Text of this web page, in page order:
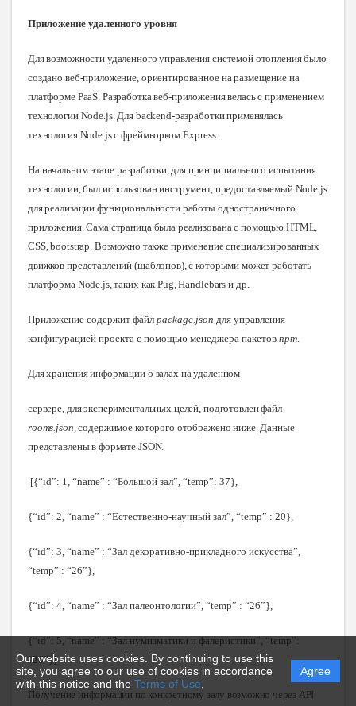
Our website uses cookies. By continuing to use this
site, you agree to our use of cookies in accordance
with this notice and the Terms of Use
Agree
Приложение удаленного уровня
Для возможности удаленного управления системой отопления было
создано веб-приложение, ориентированное на размещение на
платформе PaaS. Разработка веб-приложения велась с применением
технологии Node.js. Для backend-разработки применялась
технология Node.js c фреймворкомExpress.
На начальном этапе разработки, для принципиального испытания
технологии, был использован инструмент, предоставляемый Node.js
для реализации функциональности работы одностраничного
приложения. Сама страница была реализована с помощью HTML,
CSS, bootstrap. Возможно также применение специализированных
движков представлений (шаблонов), с которыми может работать
платформа Node.js, таких как Pug, Handlebars и др.
Приложение содержит файл package.json для управления
конфигурацией проекта с помощью менеджера пакетов npm
Для хранения информации о залах на удаленном
сервере, для экспериментальных целей, подготовлен файл
rooms.json , содержимое которого отображено ниже. Данные
представлены в формате JSON.
[{“id”: 1, “name” : “Большой зал”, “temp”: 37},
{“id”: 2, “name” : “Естественно-научный зал”, “temp” : 20},
{“id”: 3, “name” : “Зал декоративно-прикладного искусства”,
“temp” : “26”},
{“id”: 4, “name” : “Зал палеонтологии”, “temp” : “26”},
{“id”: 5, “name” : “Зал нумизматики и фалеристики”, “temp”:
“26”}]
Получение информации по конкретному залу возможно через API